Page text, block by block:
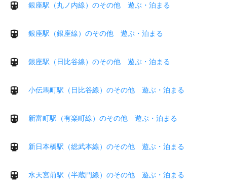
銀座駅（丸ノ内線）のその他 遊ぶ・泊まる
銀座駅（銀座線）のその他 遊ぶ・泊まる
銀座駅（日比谷線）のその他 遊ぶ・泊まる
小伝馬町駅（日比谷線）のその他 遊ぶ・泊まる
新富町駅（有楽町線）のその他 遊ぶ・泊まる
新日本橋駅（総武本線）のその他 遊ぶ・泊まる
水天宮前駅（半蔵門線）のその他 遊ぶ・泊まる